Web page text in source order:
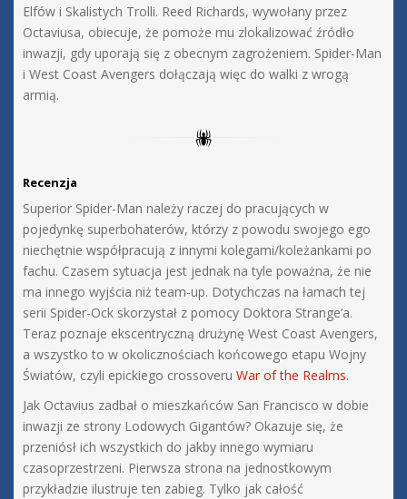
Elfów i Skalistych Trolli. Reed Richards, wywołany przez
Octaviusa, obiecuje, że pomoże mu zlokalizować źródło
inwazji, gdy uporają się z obecnym zagrożeniem. Spider-Man
i West Coast Avengers dołączają więc do walki z wrogą
armią.
Recenzja
Superior Spider-Man należy raczej do pracujących w
pojedynkę superbohaterów, którzy z powodu swojego ego
niechętnie współpracują z innymi kolegami/koleżankami po
fachu. Czasem sytuacja jest jednak na tyle poważna, że nie
ma innego wyjścia niż team-up. Dotychczas na łamach tej
serii Spider-Ock skorzystał z pomocy Doktora Strange’a.
Teraz poznaje ekscentryczną drużynę West Coast Avengers,
a wszystko to w okolicznościach końcowego etapu Wojny
Światów, czyli epickiego crossoveru War of the Realms.
Jak Octavius zadbał o mieszkańców San Francisco w dobie
inwazji ze strony Lodowych Gigantów? Okazuje się, że
przeniósł ich wszystkich do jakby innego wymiaru
czasoprzestrzeni. Pierwsza strona na jednostkowym
przykładzie ilustruje ten zabieg. Tylko jak całość